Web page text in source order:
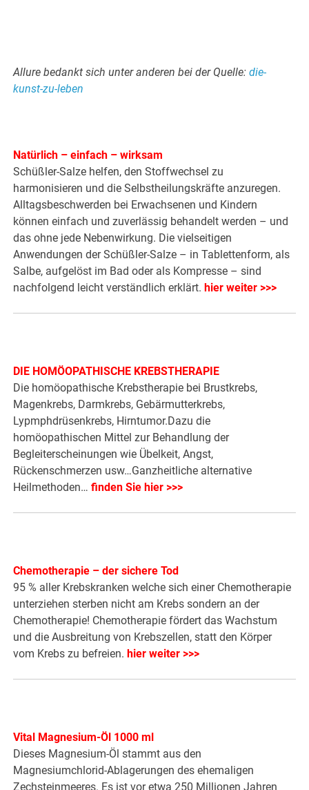
Allure bedankt sich unter anderen bei der Quelle:die-
kunst-zu-leben
Natürlich – einfach – wirksam
Schüßler-Salze helfen, den Stoffwechsel zu
harmonisieren und die Selbstheilungskräfte anzuregen.
Alltagsbeschwerden bei Erwachsenen und Kindern
können einfach und zuverlässig behandelt werden – und
das ohne jede Nebenwirkung. Die vielseitigen
Anwendungen der Schüßler-Salze – in Tablettenform, als
Salbe, aufgelöst im Bad oder als Kompresse – sind
nachfolgend leicht verständlich erklärt. hier weiter >>>
DIE HOMÖOPATHISCHE KREBSTHERAPIE
Die homöopathische Krebstherapie bei Brustkrebs,
Magenkrebs, Darmkrebs, Gebärmutterkrebs,
Lypmphdrüsenkrebs, Hirntumor.Dazu die
homöopathischen Mittel zur Behandlung der
Begleiterscheinungen wie Übelkeit, Angst,
Rückenschmerzen usw…Ganzheitliche alternative
Heilmethoden…finden Sie hier >>>
Chemotherapie – der sichere Tod
95 % aller Krebskranken welche sich einer Chemotherapie
unterziehen sterben nicht am Krebs sondern an der
Chemotherapie! Chemotherapie fördert das Wachstum
und die Ausbreitung von Krebszellen, statt den Körper
vom Krebs zu befreien. hier weiter >>>
Vital Magnesium-Öl 1000 ml
Dieses Magnesium-Öl stammt aus den
Magnesiumchlorid-Ablagerungen des ehemaligen
Zechsteinmeeres. Es ist vor etwa 250 Millionen Jahren